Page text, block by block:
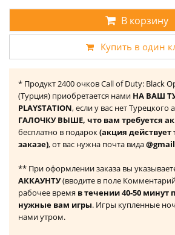
В корзину
Купить в один
* Продукт 2400 очков Call of Duty: Black
(Турция) приобретается нами НА ВАШ
PLAYSTATION, если у вас нет Турецкого
ГАЛОЧКУ ВЫШЕ, что вам требуется
бесплатно в подарок(акция
заказе), от вас нужна почта вида
** При оформлении заказа вы
АККАУНТУ(вводите в поле
рабочее время в течении 40-50 минут
нужные вам игры. Игры купленные
нами утром.